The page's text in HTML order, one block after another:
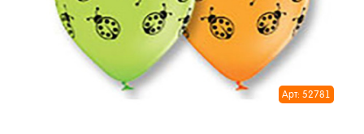
Арт: 52781